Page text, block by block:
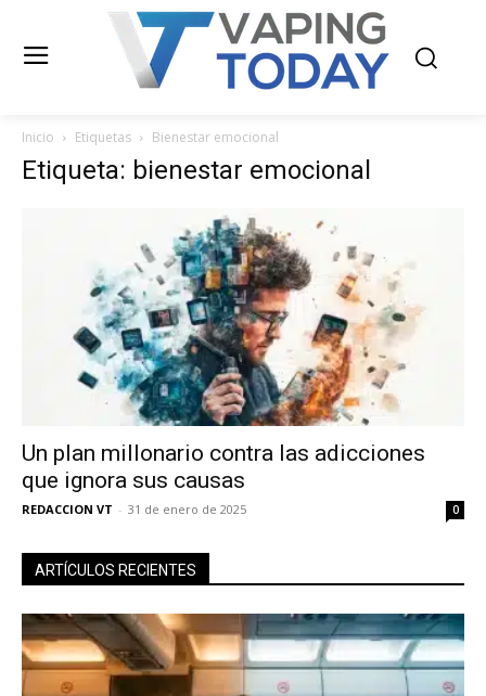
Inicio Etiquetas Bienestar emocional
Etiqueta: bienestar emocional
Un plan millonario contra las adicciones
que ignora sus causas
REDACCION VT - 31 de enero de 2025 0
ARTÍCULOS RECIENTES